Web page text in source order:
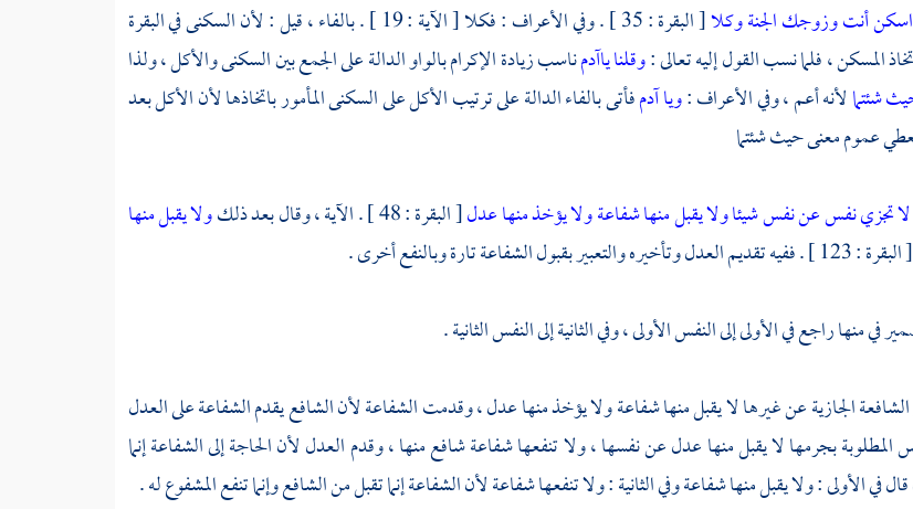
اسكن أنت وزوجك الجنة وكلا
[ البقرة : 35 ] . وفي الأعراف : فكلا [ الآية : 19 ] . بالفاء ، قيل : لأن السكنى في البقرة
المسكن ، فلما نسب القول إليه تعالى :وقلنا ياآدمناسب زيادة الإكرام بالواو الدالة على الجمع بين السكنى والأكل ، ولذا
شئتمالأنه أعم ، وفي الأعراف :ويا آدمفأتى بالفاء الدالة على ترتيب الأكل على السكنى المأمور باتخاذها لأن الأكل بعد
عموم معنى حيث شئتما
لا تجزي نفس عن نفس شيئا ولا يقبل منها شفاعة ولا يؤخذ منها عدل[ البقرة : 48 ] . الآية ، وقال بعد ذلك
ولا يقبل منها
[ البقرة : 123 ] . ففيه تقديم العدل وتأخيره والتعبير بقبول الشفاعة تارة وبالنفع أخرى .
منها راجع في الأولى إلى النفس الأولى ، وفي الثانية إلى النفس الثانية .
الشافعة الجازية عن غيرها لا يقبل منها شفاعة ولا يؤخذ منها عدل ، وقدمت الشفاعة لأن الشافع يقدم الشفاعة على العدل
المطلوبة بجرمها لا يقبل منها عدل عن نفسها ، ولا تنفعها شفاعة شافع منها ، وقدم العدل لأن الحاجة إلى الشفاعة إنما
الأولى : ولا يقبل منها شفاعة وفي الثانية : ولا تنفعها شفاعة لأن الشفاعة إنما تقبل من الشافع وإنما تنفع المشفوع له .